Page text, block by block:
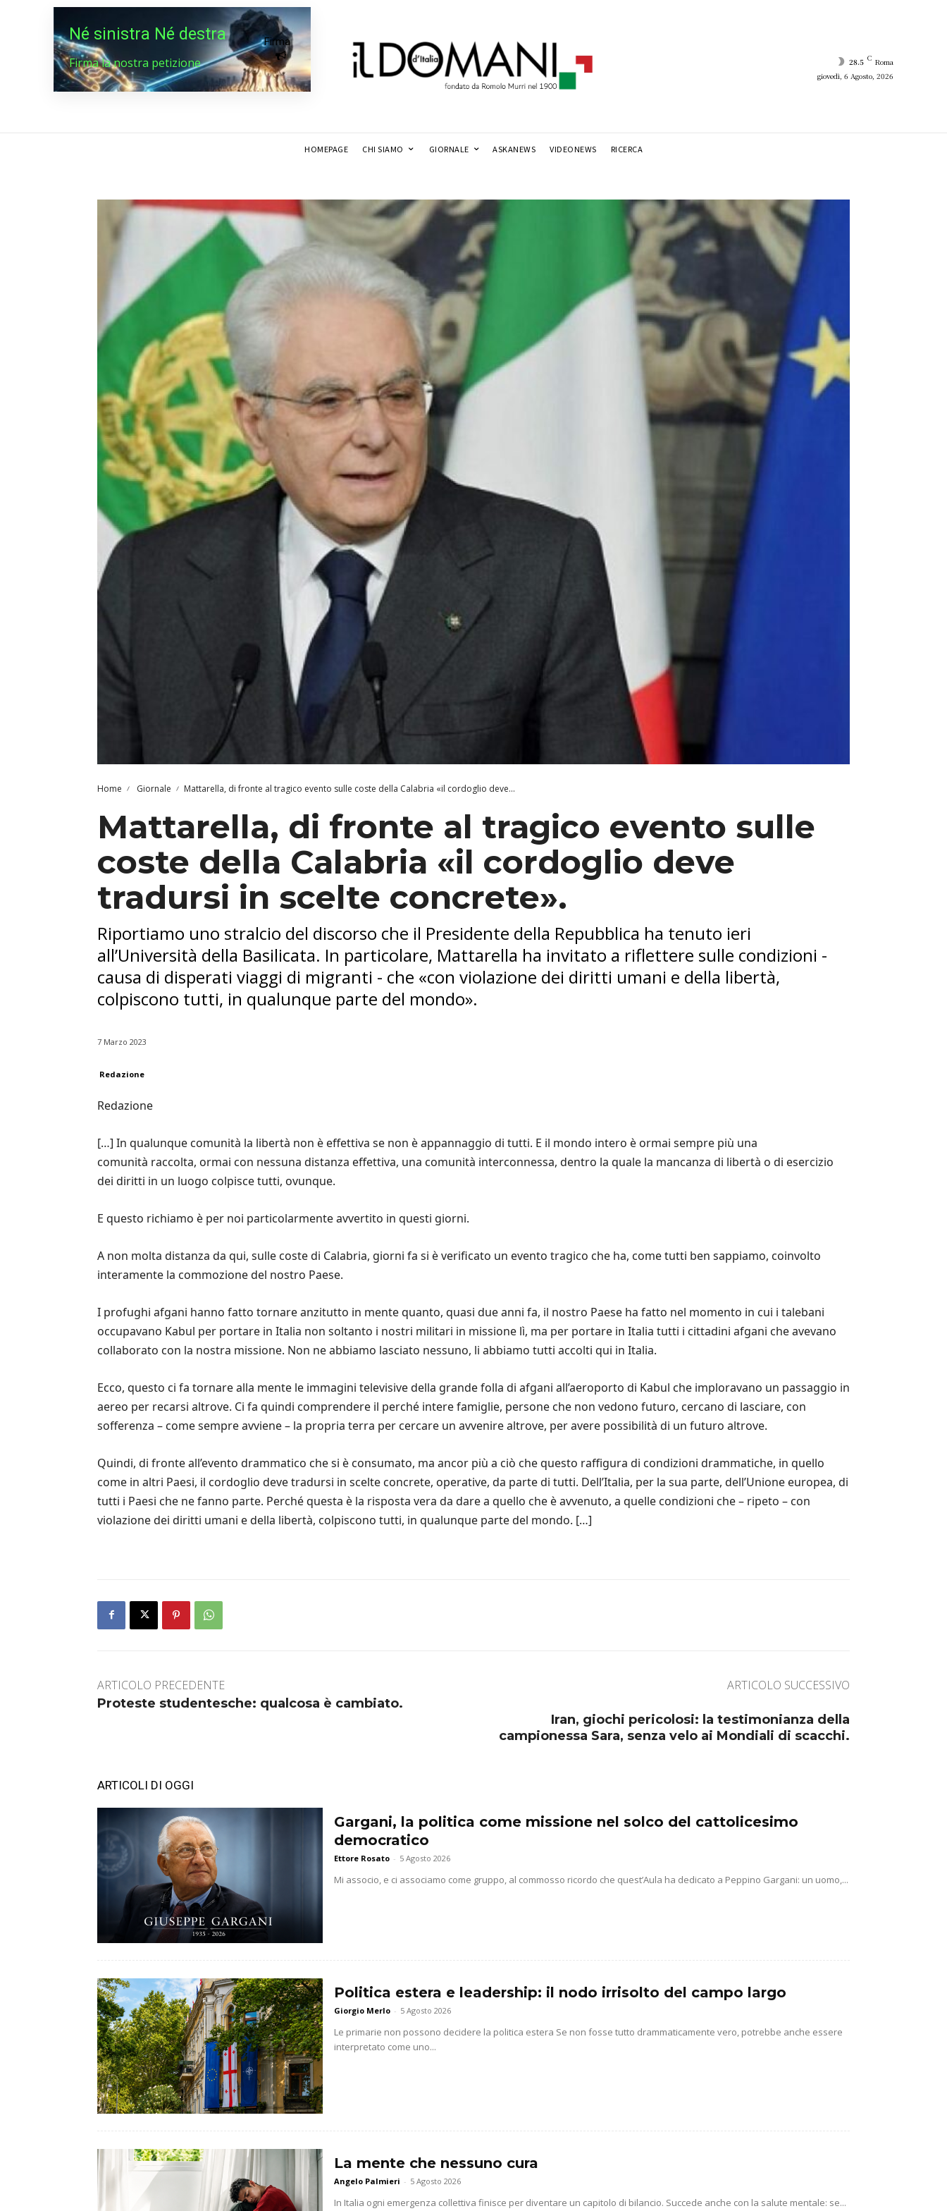
Né sinistra Né destra
Firma la nostra petizione
Firma
28.5 C Roma
giovedì, 6 Agosto, 2026
HOMEPAGE CHI SIAMO GIORNALE ASKANEWS VIDEONEWS RICERCA
Home Giornale Mattarella, di fronte al tragico evento sulle coste della Calabria «il cordoglio deve...
Mattarella, di fronte al tragico evento sulle
coste della Calabria «il cordoglio deve
tradursi in scelte concrete».
Riportiamo uno stralcio del discorso che il Presidente della Repubblica ha tenuto ieri
all’Università della Basilicata. In particolare, Mattarella ha invitato a riflettere sulle condizioni -
causa di disperati viaggi di migranti - che «con violazione dei diritti umani e della libertà,
colpiscono tutti, in qualunque parte del mondo».
7 Marzo 2023
Redazione
Redazione
[…] In qualunque comunità la libertà non è effettiva se non è appannaggio di tutti. E il mondo intero è ormai sempre più una
comunità raccolta, ormai con nessuna distanza effettiva, una comunità interconnessa, dentro la quale la mancanza di libertà o di esercizio
dei diritti in un luogo colpisce tutti, ovunque.
E questo richiamo è per noi particolarmente avvertito in questi giorni.
A non molta distanza da qui, sulle coste di Calabria, giorni fa si è verificato un evento tragico che ha, come tutti ben sappiamo, coinvolto
interamente la commozione del nostro Paese.
I profughi afgani hanno fatto tornare anzitutto in mente quanto, quasi due anni fa, il nostro Paese ha fatto nel momento in cui i talebani
occupavano Kabul per portare in Italia non soltanto i nostri militari in missione lì, ma per portare in Italia tutti i cittadini afgani che avevano
collaborato con la nostra missione. Non ne abbiamo lasciato nessuno, li abbiamo tutti accolti qui in Italia.
Ecco, questo ci fa tornare alla mente le immagini televisive della grande folla di afgani all’aeroporto di Kabul che imploravano un passaggio in
aereo per recarsi altrove. Ci fa quindi comprendere il perché intere famiglie, persone che non vedono futuro, cercano di lasciare, con
sofferenza – come sempre avviene – la propria terra per cercare un avvenire altrove, per avere possibilità di un futuro altrove.
Quindi, di fronte all’evento drammatico che si è consumato, ma ancor più a ciò che questo raffigura di condizioni drammatiche, in quello
come in altri Paesi, il cordoglio deve tradursi in scelte concrete, operative, da parte di tutti. Dell’Italia, per la sua parte, dell’Unione europea, di
tutti i Paesi che ne fanno parte. Perché questa è la risposta vera da dare a quello che è avvenuto, a quelle condizioni che – ripeto – con
violazione dei diritti umani e della libertà, colpiscono tutti, in qualunque parte del mondo. […]
ARTICOLO PRECEDENTE
Proteste studentesche: qualcosa è cambiato.
ARTICOLO SUCCESSIVO
Iran, giochi pericolosi: la testimonianza della
campionessa Sara, senza velo ai Mondiali di scacchi.
ARTICOLI DI OGGI
Gargani, la politica come missione nel solco del cattolicesimo
democratico
Ettore Rosato - 5 Agosto 2026
Mi associo, e ci associamo come gruppo, al commosso ricordo che quest’Aula ha dedicato a Peppino Gargani: un uomo,...
Politica estera e leadership: il nodo irrisolto del campo largo
Giorgio Merlo - 5 Agosto 2026
Le primarie non possono decidere la politica estera Se non fosse tutto drammaticamente vero, potrebbe anche essere
interpretato come uno...
La mente che nessuno cura
Angelo Palmieri - 5 Agosto 2026
In Italia ogni emergenza collettiva finisce per diventare un capitolo di bilancio. Succede anche con la salute mentale: se...